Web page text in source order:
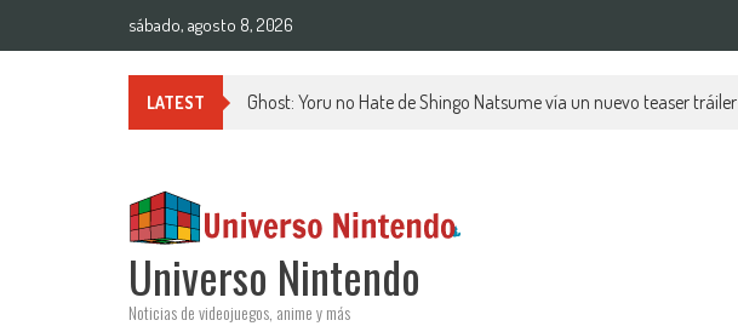
sábado, agosto 8, 2026
LATEST Ghost: Yoru no Hate de Shingo Natsume vía un nuevo teaser tráiler
Universo Nintendo
Noticias de videojuegos, anime y más